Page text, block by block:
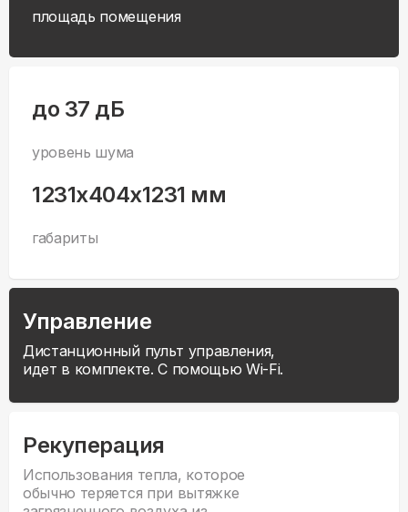
площадь помещения
до 37 дБ
уровень шума
1231x404x1231 мм
габариты
Управление
Дистанционный пульт управления,
идет в комплекте. С помощью Wi-Fi.
Рекуперация
Использования тепла, которое
обычно теряется при вытяжке